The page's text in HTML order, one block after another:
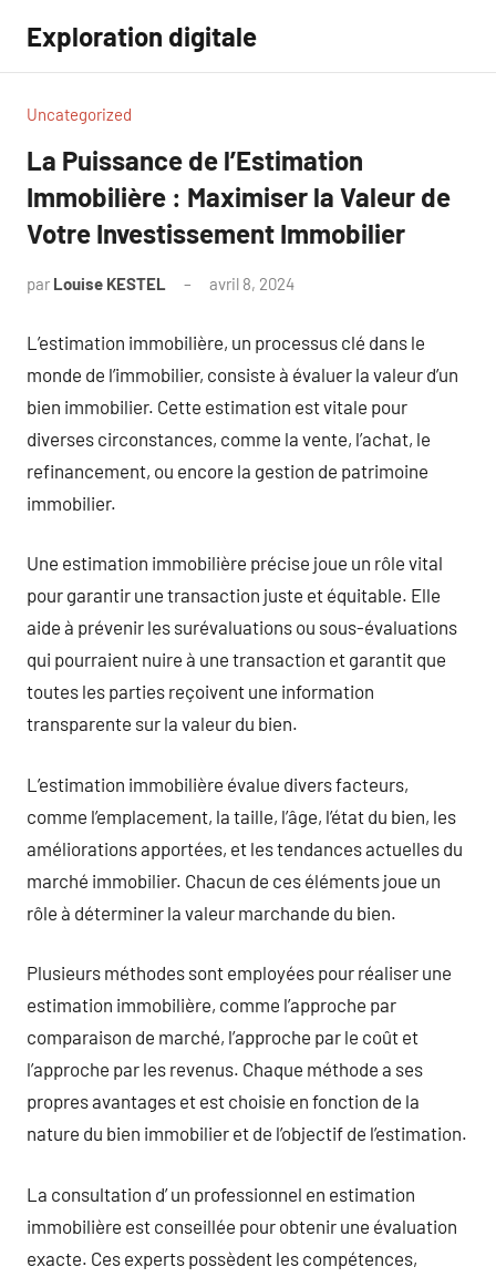
contenu
Exploration digitale
Uncategorized
La Puissance de l’Estimation
Immobilière : Maximiser la Valeur de
Votre Investissement Immobilier
par Louise KESTEL avril 8, 2024
L’estimation immobilière, un processus clé dans le
monde de l’immobilier, consiste à évaluer la valeur d’un
bien immobilier. Cette estimation est vitale pour
diverses circonstances, comme la vente, l’achat, le
refinancement, ou encore la gestion de patrimoine
immobilier.
Une estimation immobilière précise joue un rôle vital
pour garantir une transaction juste et équitable. Elle
aide à prévenir les surévaluations ou sous-évaluations
qui pourraient nuire à une transaction et garantit que
toutes les parties reçoivent une information
transparente sur la valeur du bien.
L’estimation immobilière évalue divers facteurs,
comme l’emplacement, la taille, l’âge, l’état du bien, les
améliorations apportées, et les tendances actuelles du
marché immobilier. Chacun de ces éléments joue un
rôle à déterminer la valeur marchande du bien.
Plusieurs méthodes sont employées pour réaliser une
estimation immobilière, comme l’approche par
comparaison de marché, l’approche par le coût et
l’approche par les revenus. Chaque méthode a ses
propres avantages et est choisie en fonction de la
nature du bien immobilier et de l’objectif de l’estimation.
La consultation d’ un professionnel en estimation
immobilière est conseillée pour obtenir une évaluation
exacte. Ces experts possèdent les compétences,